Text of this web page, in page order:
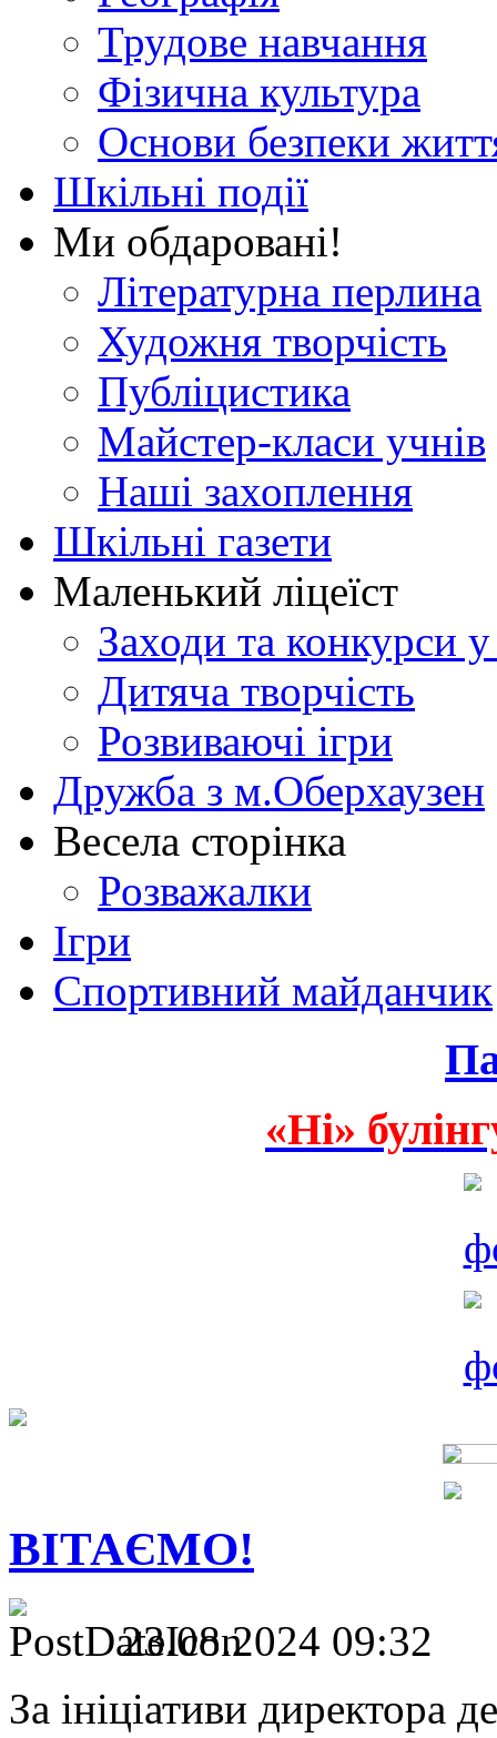
Трудове навчання
Фізична культура
Основи безпеки
Шкільні події
Ми обдаровані!
Літературна перлина
Художня творчість
Публіцистика
Майстер-класи учнів
Наші захоплення
Шкільні газети
Маленький ліцеїст
Заходи та конкурси у
Дитяча творчість
Розвиваючі ігри
Дружба з м.Оберхаузен
Весела сторінка
Розважалки
Ігри
Спортивний майданчик
«Ні»
ВІТАЄМО!
23.08.2024 09:32
За ініціативи директора